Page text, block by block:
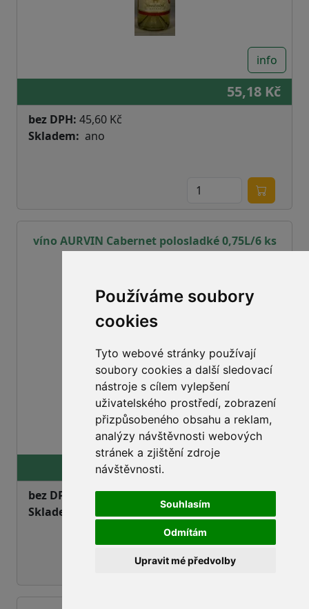
Používáme soubory
cookies
Tyto webové stránky používají
soubory cookies a další sledovací
nástroje s cílem vylepšení
uživatelského prostředí, zobrazení
přizpůsobeného obsahu a reklam,
analýzy návštěvnosti webových
stránek a zjištění zdroje
návštěvnosti.
Souhlasím
Odmítám
Upravit mé předvolby
info
55,18 Kč
bez DPH: 45,60 Kč
Skladem
ano
víno AURVIN Cabernet polosladké 0,75L/6 ks
info
bez DPH:
47,88 Kč
Skladem
objednáno, dodání na dotaz